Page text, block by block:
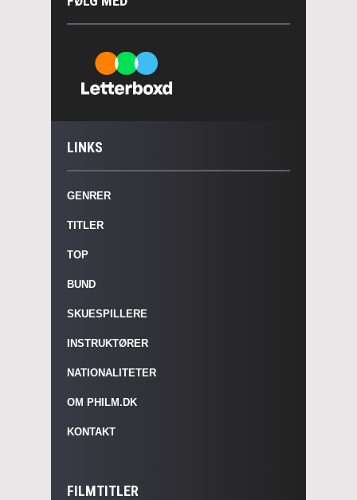
LINKS
GENRER
TITLER
TOP
BUND
SKUESPILLERE
INSTRUKTØRER
NATIONALITETER
OM PHILM.DK
KONTAKT
FILMTITLER